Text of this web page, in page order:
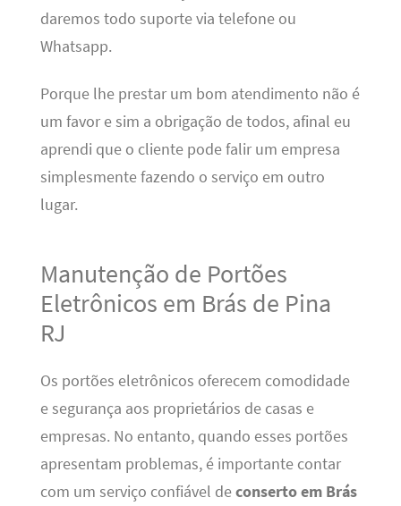
daremos todo suporte via telefone ou
Whatsapp.
Porque lhe prestar um bom atendimento não é
um favor e sim a obrigação de todos, afinal eu
aprendi que o cliente pode falir um empresa
simplesmente fazendo o serviço em outro
lugar.
Manutenção de Portões
Eletrônicos em Brás de Pina
RJ
Os portões eletrônicos oferecem comodidade
e segurança aos proprietários de casas e
empresas. No entanto, quando esses portões
apresentam problemas, é importante contar
com um serviço confiável deconserto em Brás